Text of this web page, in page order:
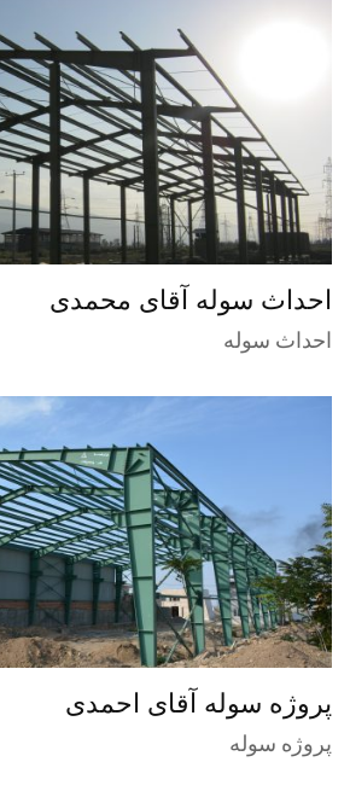
احداث سوله آقای محمدی
احداث سوله
پروژه سوله آقای احمدی
پروژه سوله